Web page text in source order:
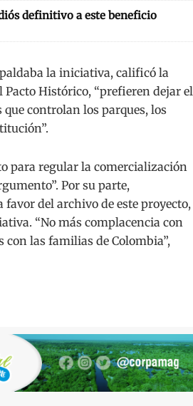
definitivo a este beneficio
la iniciativa, calificó la
Pacto Histórico, “prefieren dejar el
controlan los parques, los
para regular la comercialización
Por su parte,
del archivo de este proyecto,
“No más complacencia con
las familias de Colombia”,